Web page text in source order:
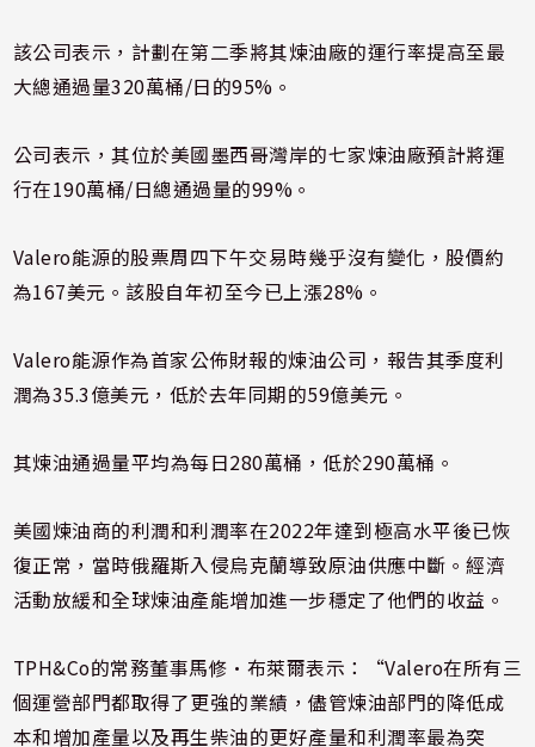
該公司表示，計劃在第二季將其煉油廠的運行率提高至最
大總通過量320萬桶/日的95%。
公司表示，其位於美國墨西哥灣岸的七家煉油廠預計將運
行在190萬桶/日總通過量的99%。
Valero能源的股票周四下午交易時幾乎沒有變化，股價約
為167美元。該股自年初至今已上漲28%。
Valero能源作為首家公佈財報的煉油公司，報告其季度利
潤為35.3億美元，低於去年同期的59億美元。
其煉油通過量平均為每日280萬桶，低於290萬桶。
美國煉油商的利潤和利潤率在2022年達到極高水平後已恢
復正常，當時俄羅斯入侵烏克蘭導致原油供應中斷。經濟
活動放緩和全球煉油產能增加進一步穩定了他們的收益。
TPH&Co的常務董事馬修·布萊爾表示：“Valero在所有三
個運營部門都取得了更強的業績，儘管煉油部門的降低成
本和增加產量以及再生柴油的更好產量和利潤率最為突